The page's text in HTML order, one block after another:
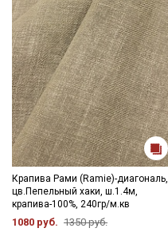
Крапива Рами (Ramie)-диагональ,
цв.Пепельный хаки, ш.1.4м,
крапива-100%, 240гр/м.кв
1080 руб. 1350 руб.